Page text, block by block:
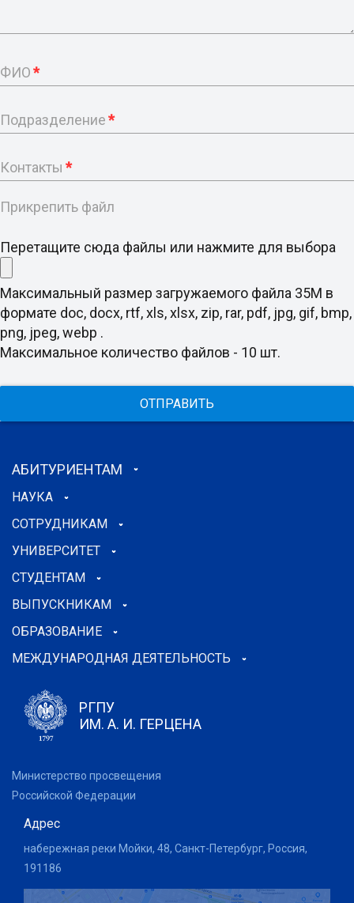
ФИО*
Подразделение*
Контакты *
Прикрепить файл
Перетащите сюда файлы или нажмите для выбора
Максимальный размер загружаемого файла 35M в
формате doc, docx, rtf, xls, xlsx, zip, rar, pdf, jpg, gif, bmp,
png, jpeg, webp .
Максимальное количество файлов - 10 шт.
ОТПРАВИТЬ
АБИТУРИЕНТАМ
НАУКА
СОТРУДНИКАМ
УНИВЕРСИТЕТ
СТУДЕНТАМ
ВЫПУСКНИКАМ
ОБРАЗОВАНИЕ
МЕЖДУНАРОДНАЯ ДЕЯТЕЛЬНОСТЬ
РГПУ
ИМ. А. И. ГЕРЦЕНА
Министерство просвещения
Российской Федерации
Адрес
набережная реки Мойки, 48, Санкт-Петербург, Россия,
191186